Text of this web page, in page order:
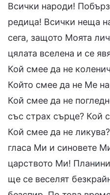
Всички народи!
редица! Всички неща
сега, защото Моята
цялата вселена и се
Кой смее да не
Който смее да не Ме
Кой смее да не
със страх сърце? Кой
Кой смее да не
гласа Ми и синовете
царството Ми!
ще се веселят